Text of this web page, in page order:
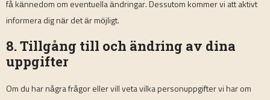
få kännedom om eventuella ändringar. Dessutom kommer vi att aktivt
informera dig när det är möjligt.
8. Tillgång till och ändring av dina
uppgifter
Om du har några frågor eller vill veta vilka personuppgifter vi har om